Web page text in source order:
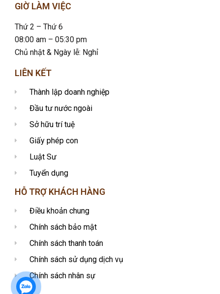
GIỜ LÀM VIỆC
Thứ 2 – Thứ 6
08:00 am – 05:30 pm
Chủ nhật & Ngày lễ: Nghỉ
LIÊN KẾT
Thành lập doanh nghiệp
Đầu tư nước ngoài
Sở hữu trí tuệ
Giấy phép con
Luật Sư
Tuyển dụng
HỖ TRỢ KHÁCH HÀNG
Điều khoản chung
Chính sách bảo mật
Chính sách thanh toán
Chính sách sử dụng dịch vụ
Chính sách nhân sự